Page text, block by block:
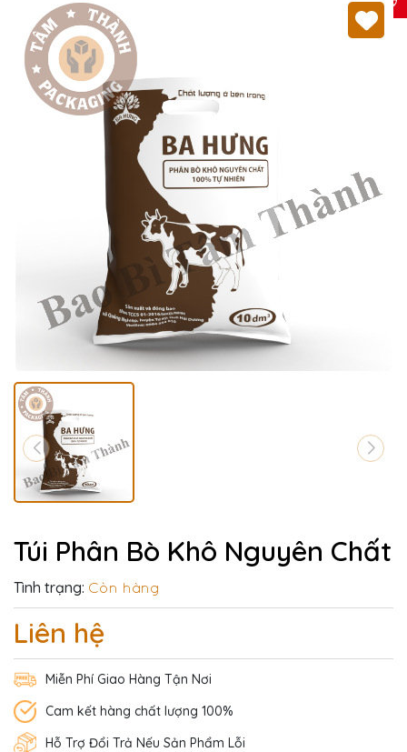
Túi Phân Bò Khô Nguyên Chất
Tình trạng: Còn hàng
Liên hệ
Miễn Phí Giao Hàng Tận Nơi
Cam kết hàng chất lượng 100%
Hỗ Trợ Đổi Trả Nếu Sản Phẩm Lỗi